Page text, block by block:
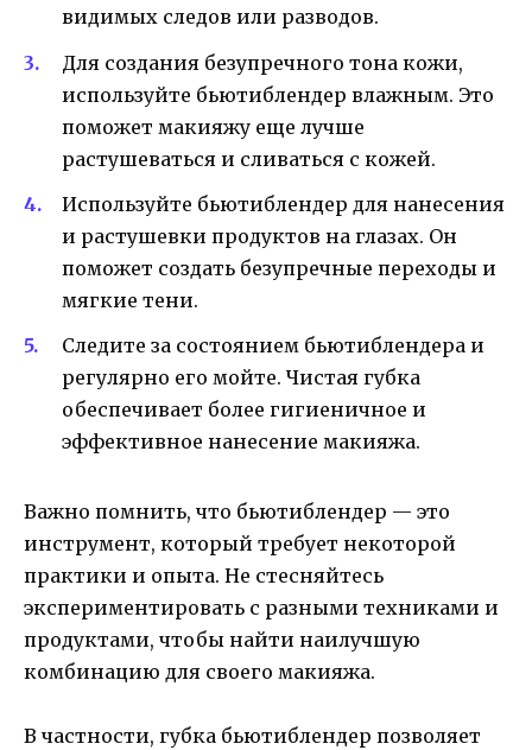
видимых следов или разводов.
Для создания безупречного тона кожи,
используйте бьютиблендер влажным. Это
поможет макияжу еще лучше
растушеваться и сливаться с кожей.
Используйте бьютиблендер для нанесения
и растушевки продуктов на глазах. Он
поможет создать безупречные переходы и
мягкие тени.
Следите за состоянием бьютиблендера и
регулярно его мойте. Чистая губка
обеспечивает более гигиеничное и
эффективное нанесение макияжа.
Важно помнить, что бьютиблендер — это
инструмент, который требует некоторой
практики и опыта. Не стесняйтесь
экспериментировать с разными техниками и
продуктами, чтобы найти наилучшую
комбинацию для своего макияжа.
В частности, губка бьютиблендер позволяет